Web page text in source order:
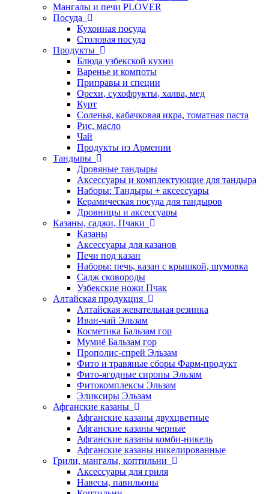
Мангалы и печи PLOVER
Посуда
Кухонная посуда
Столовая посуда
Продукты
Блюда узбекской кухни
Варенье и компоты
Приправы и специи
Орехи, сухофрукты, халва, мед
Курт
Соленья, кабачковая икра, томатная паста
Рис, масло
Чай
Продукты из Армении
Тандыры
Дровяные тандыры
Аксессуары и комплектующие для тандыра
Наборы: Тандыры + аксессуары
Керамическая посуда для тандыров
Дровницы и аксессуары
Казаны, саджи, Пчаки
Казаны
Аксессуары для казанов
Печи под казан
Наборы: печь, казан с крышкой, шумовка
Садж сковороды
Узбекские ножи Пчак
Алтайская продукция
Алтайская жевательная резинка
Иван-чай Эльзам
Косметика Бальзам гор
Мумиё Бальзам гор
Прополис-спрей Эльзам
Фито и травяные сборы Фарм-продукт
Фито-ягодные сиропы Эльзам
Фитокомплексы Эльзам
Эликсиры Эльзам
Афганские казаны
Афганские казаны двухцветные
Афганские казаны черные
Афганские казаны комби-никель
Афганские казаны никелированные
Грили, мангалы, коптильни
Аксессуары для гриля
Навесы, павильоны